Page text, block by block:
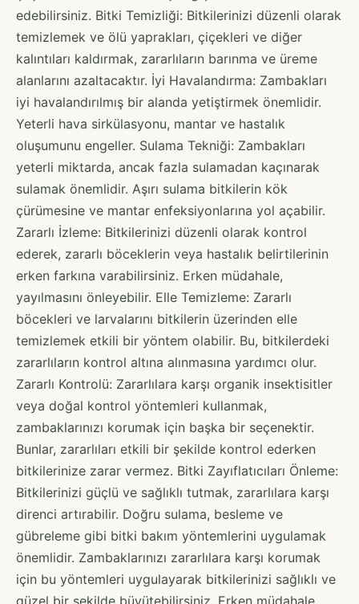
edebilirsiniz. Bitki Temizliği: Bitkilerinizi düzenli olarak
temizlemek ve ölü yaprakları, çiçekleri ve diğer
kalıntıları kaldırmak, zararlıların barınma ve üreme
alanlarını azaltacaktır. İyi Havalandırma: Zambakları
iyi havalandırılmış bir alanda yetiştirmek önemlidir.
Yeterli hava sirkülasyonu, mantar ve hastalık
oluşumunu engeller. Sulama Tekniği: Zambakları
yeterli miktarda, ancak fazla sulamadan kaçınarak
sulamak önemlidir. Aşırı sulama bitkilerin kök
çürümesine ve mantar enfeksiyonlarına yol açabilir.
Zararlı İzleme: Bitkilerinizi düzenli olarak kontrol
ederek, zararlı böceklerin veya hastalık belirtilerinin
erken farkına varabilirsiniz. Erken müdahale,
yayılmasını önleyebilir. Elle Temizleme: Zararlı
böcekleri ve larvalarını bitkilerin üzerinden elle
temizlemek etkili bir yöntem olabilir. Bu, bitkilerdeki
zararlıların kontrol altına alınmasına yardımcı olur.
Zararlı Kontrolü: Zararlılara karşı organik insektisitler
veya doğal kontrol yöntemleri kullanmak,
zambaklarınızı korumak için başka bir seçenektir.
Bunlar, zararlıları etkili bir şekilde kontrol ederken
bitkilerinize zarar vermez. Bitki Zayıflatıcıları Önleme:
Bitkilerinizi güçlü ve sağlıklı tutmak, zararlılara karşı
direnci artırabilir. Doğru sulama, besleme ve
gübreleme gibi bitki bakım yöntemlerini uygulamak
önemlidir. Zambaklarınızı zararlılara karşı korumak
için bu yöntemleri uygulayarak bitkilerinizi sağlıklı ve
güzel bir şekilde büyütebilirsiniz. Erken müdahale,